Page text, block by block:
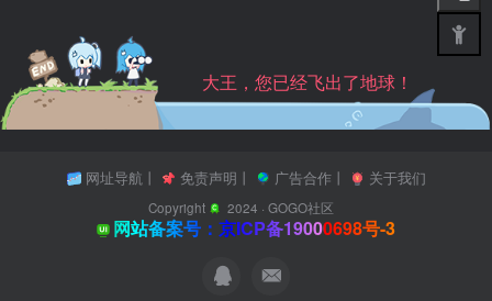
大王，您已经飞出了地球！
网址导航 丨 免责声明 丨 广告合作丨 关于我们
Copyright 2024 ·GOGO社区
网站备案号：京ICP备19000698号-3